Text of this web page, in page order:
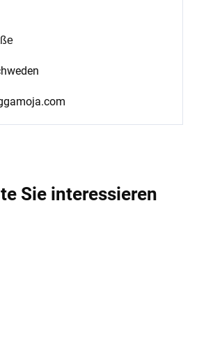
Sie interessieren